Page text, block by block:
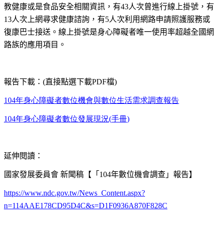
教健康或是食品安全相關資訊，有43人次曾進行線上掛號，有
13人次上網尋求健康諮詢，有5人次利用網路申請照護服務或
復康巴士接送。線上掛號是身心障礙者唯一使用率超越全國網
路族的應用項目。
報告下載： (直接點選下載PDF檔)
104年身心障礙者數位機會與數位生活需求調查報告
104年身心障礙者數位發展現況(手冊)
延伸閱讀：
國家發展委員會 新聞稿【「104年數位機會調查」報告】
https://www.ndc.gov.tw/News_Content.aspx?
n=114AAE178CD95D4C&s=D1F0936A870F828C